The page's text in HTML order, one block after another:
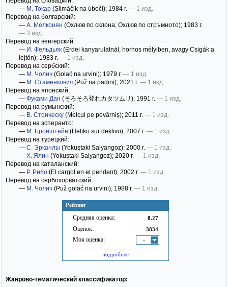
Рейтинг
Средняя оценка: 8.27
Оценок: 3834
Моя оценка: -
подробнее
— М. Токар (Slimáčik na úbočí); 1984 г. — 1 изд.
Перевод на болгарский:
— А. Мелконян (Охлюв по склона; Охлюв по стръмното); 1983 г.
— 3 изд.
Перевод на венгерский:
— И. Фёльдьяк (Erdei kanyarulatnál, horhos mélyiben, avagy Csigák a
lejtőn); 1983 г. — 1 изд.
Перевод на сербский:
— М. Чолич (Golać na urvini); 1979 г. — 1 изд.
— М. Стаменкович (Puž na padini); 2021 г. — 1 изд.
Перевод на японский:
— Фуками Дан (そろそろ登れカタツムリ); 1991 г. — 1 изд.
Перевод на румынский:
— В. Стоическу (Melcul pe povârniș); 2011 г. — 1 изд.
Перевод на эсперанто:
— М. Бронштейн (Heliko sur deklivo); 2007 г. — 1 изд.
Перевод на турецкий:
— С. Эрканлы (Yokuştaki Salyangoz); 2000 г. — 1 изд.
— Х. Ялин (Yokuştaki Salyangoz); 2020 г. — 1 изд.
Перевод на каталанский:
— Р. Рибо (El cargol en el pendent); 2002 г. — 1 изд.
Перевод на сербохорватский:
— М. Чолич (Puž golać na urvini); 1988 г. — 1 изд.
Жанрово-тематический классификатор: